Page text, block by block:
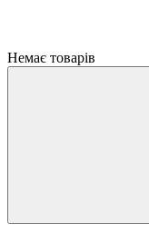
Немає товарів